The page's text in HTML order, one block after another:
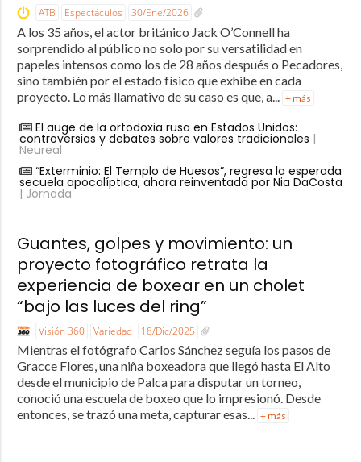
ATB Espectáculos 30/Ene/2026
A los 35 años, el actor británico Jack O’Connell ha
sorprendido al público no solo por su versatilidad en
papeles intensos como los de 28 años después o Pecadores,
sino también por el estado físico que exhibe en cada
proyecto. Lo más llamativo de su caso es que, a...
+ más
El auge de la ortodoxia rusa en Estados Unidos:
controversias y debates sobre valores tradicionales |
Neureal
“Exterminio: El Templo de Huesos”, regresa la esperada
secuela apocalíptica, ahora reinventada por Nia DaCosta
| Jornada
Guantes, golpes y movimiento: un
proyecto fotográfico retrata la
experiencia de boxear en un cholet
“bajo las luces del ring”
Visión 360 Variedad 18/Dic/2025
Mientras el fotógrafo Carlos Sánchez seguía los pasos de
Gracce Flores, una niña boxeadora que llegó hasta El Alto
desde el municipio de Palca para disputar un torneo,
conoció una escuela de boxeo que lo impresionó. Desde
entonces, se trazó una meta, capturar esas... + más